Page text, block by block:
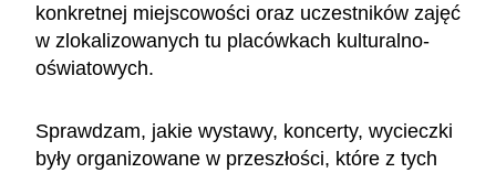
konkretnej miejscowości oraz uczestników zajęć
w zlokalizowanych tu placówkach kulturalno-
oświatowych.
Sprawdzam, jakie wystawy, koncerty, wycieczki
były organizowane w przeszłości, które z tych